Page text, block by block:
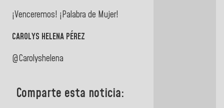
¡Venceremos! ¡Palabra de Mujer!
CAROLYS HELENA PÉREZ
@Carolyshelena
Comparte esta noticia: